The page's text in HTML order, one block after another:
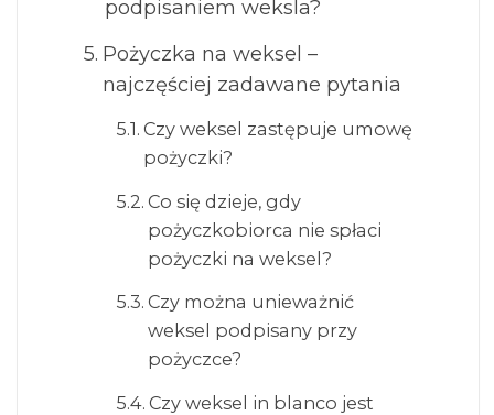
podpisaniem weksla?
Pożyczka na weksel –
najczęściej zadawane pytania
Czy weksel zastępuje umowę
pożyczki?
Co się dzieje, gdy
pożyczkobiorca nie spłaci
pożyczki na weksel?
Czy można unieważnić
weksel podpisany przy
pożyczce?
Czy weksel in blanco jest